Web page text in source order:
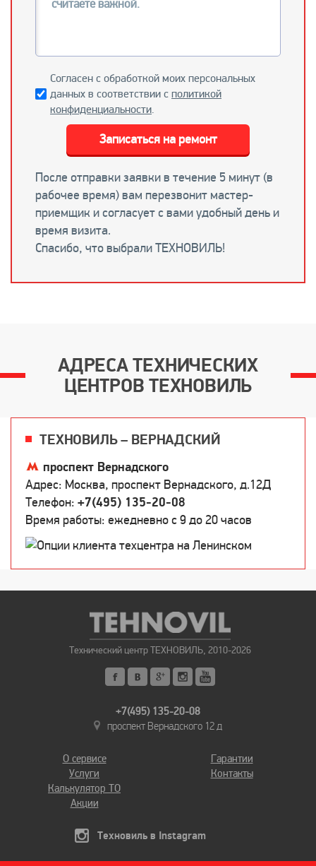
Согласен с обработкой моих персональных
данных в соответствии с политикой
конфиденциальности.
После отправки заявки в течение 5 минут (в
рабочее время) вам перезвонит мастер-
приемщик и согласует с вами удобный день и
время визита.
Спасибо, что выбрали ТЕХНОВИЛЬ!
Записаться на ремонт
АДРЕСА ТЕХНИЧЕСКИХ
ЦЕНТРОВ ТЕХНОВИЛЬ
ТЕХНОВИЛЬ – ВЕРНАДСКИЙ
проспект Вернадского
Адрес: Москва, проспект Вернадского, д.12Д
Телефон: +7(495) 135-20-08
Время работы: ежедневно c 9 до 20 часов
Технический центр ТЕХНОВИЛЬ, 2010-2026
+7(495) 135-20-08
проспект Вернадского 12 д
О сервисе
Услуги
Калькулятор ТО
Акции
Гарантии
Контакты
Техновиль в Instagram